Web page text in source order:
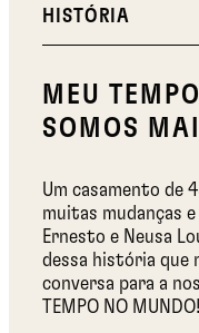
HISTÓRIA
MEU
SOMOS
Um casamento de
muitas mudanças
Ernesto e Neusa
dessa história que
conversa para a
TEMPO NO MUNDO!